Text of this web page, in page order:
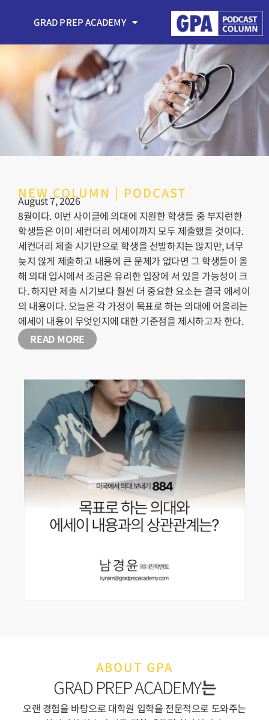
GRAD PREP ACADEMY
NEW COLUMN | PODCAST
August 7, 2026
8월이다. 이번 사이클에 의대에 지원한 학생들 중 부지런한
학생들은 이미 세컨더리 에세이까지 모두 제출했을 것이다.
세컨더리 제출 시기만으로 학생을 선발하지는 않지만, 너무
늦지 않게 제출하고 내용에 큰 문제가 없다면 그 학생들이 올
해 의대 입시에서 조금은 유리한 입장에 서 있을 가능성이 크
다. 하지만 제출 시기보다 훨씬 더 중요한 요소는 결국 에세이
의 내용이다. 오늘은 각 가정이 목표로 하는 의대에 어울리는
에세이 내용이 무엇인지에 대한 기준점을 제시하고자 한다.
READ MORE
ABOUT GPA
GRAD PREP ACADEMY는
오랜 경험을 바탕으로 대학원 입학을 전문적으로 도와주는